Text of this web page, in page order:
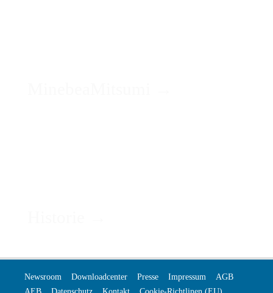
Newsroom Downloadcenter Presse Impressum
AGB